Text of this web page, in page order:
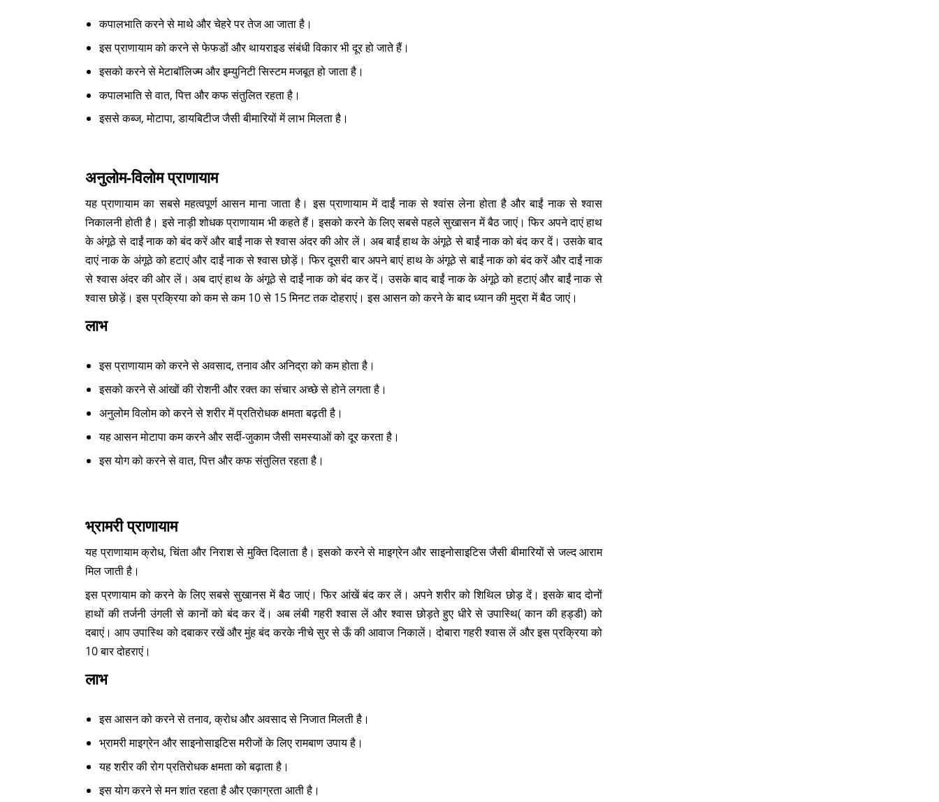
कपालभाति करने से माथे और चेहरे पर तेज आ जाता है।
इस प्राणायाम को करने से फेफडों और थायराइड संबंधी विकार भी दूर हो जाते हैं।
इसको करने से मेटाबॉलिज्म और इम्युनिटी सिस्टम मजबूत हो जाता है।
कपालभाति से वात, पित्त और कफ संतुलित रहता है।
इससे कब्ज, मोटापा, डायबिटीज जैसी बीमारियों में लाभ मिलता है।
अनुलोम-विलोम प्राणायाम
यह प्राणायाम का सबसे महत्वपूर्ण आसन माना जाता है। इस प्राणायाम में दाईं नाक से श्वांस लेना होता है और बाईं नाक से श्वास
निकालनी होती है। इसे नाड़ी शोधक प्राणायाम भी कहते हैं। इसको करने के लिए सबसे पहले सुखासन में बैठ जाएं। फिर अपने दाएं हाथ
के अंगूठे से दाईं नाक को बंद करें और बाईं नाक से श्वास अंदर की ओर लें। अब बाईं हाथ के अंगूठे से बाईं नाक को बंद कर दें। उसके बाद
दाएं नाक के अंगूठे को हटाएं और दाईं नाक से श्वास छोड़ें। फिर दूसरी बार अपने बाएं हाथ के अंगूठे से बाईं नाक को बंद करें और दाईं नाक
से श्वास अंदर की ओर लें। अब दाएं हाथ के अंगूठे से दाईं नाक को बंद कर दें। उसके बाद बाईं नाक के अंगूठे को हटाएं और बाईं नाक से
श्वास छोड़ें। इस प्रक्रिया को कम से कम 10 से 15 मिनट तक दोहराएं। इस आसन को करने के बाद ध्यान की मुद्रा में बैठ जाएं।
लाभ
इस प्राणायाम को करने से अवसाद, तनाव और अनिद्रा को कम होता है।
इसको करने से आंखों की रोशनी और रक्त का संचार अच्छे से होने लगता है।
अनुलोम विलोम को करने से शरीर में प्रतिरोधक क्षमता बढ़ती है।
यह आसन मोटापा कम करने और सर्दी-जुकाम जैसी समस्याओं को दूर करता है।
इस योग को करने से वात, पित्त और कफ संतुलित रहता है।
भ्रामरी प्राणायाम
यह प्राणायाम क्रोध, चिंता और निराश से मुक्ति दिलाता है। इसको करने से माइग्रेन और साइनोसाइटिस जैसी बीमारियों से जल्द आराम
मिल जाती है।
इस प्रणायाम को करने के लिए सबसे सुखानस में बैठ जाएं। फिर आंखें बंद कर लें। अपने शरीर को शिथिल छोड़ दें। इसके बाद दोनों
हाथों की तर्जनी उंगली से कानों को बंद कर दें। अब लंबी गहरी श्वास लें और श्वास छोड़ते हुए धीरे से उपास्थि( कान की हड्डी) को
दबाएं। आप उपास्थि को दबाकर रखें और मुंह बंद करके नीचे सुर से ऊँ की आवाज निकालें। दोबारा गहरी श्वास लें और इस प्रक्रिया को
10 बार दोहराएं।
लाभ
इस आसन को करने से तनाव, क्रोध और अवसाद से निजात मिलती है।
भ्रामरी माइग्रेन और साइनोसाइटिस मरीजों के लिए रामबाण उपाय है।
यह शरीर की रोग प्रतिरोधक क्षमता को बढ़ाता है।
इस योग करने से मन शांत रहता है और एकाग्रता आती है।